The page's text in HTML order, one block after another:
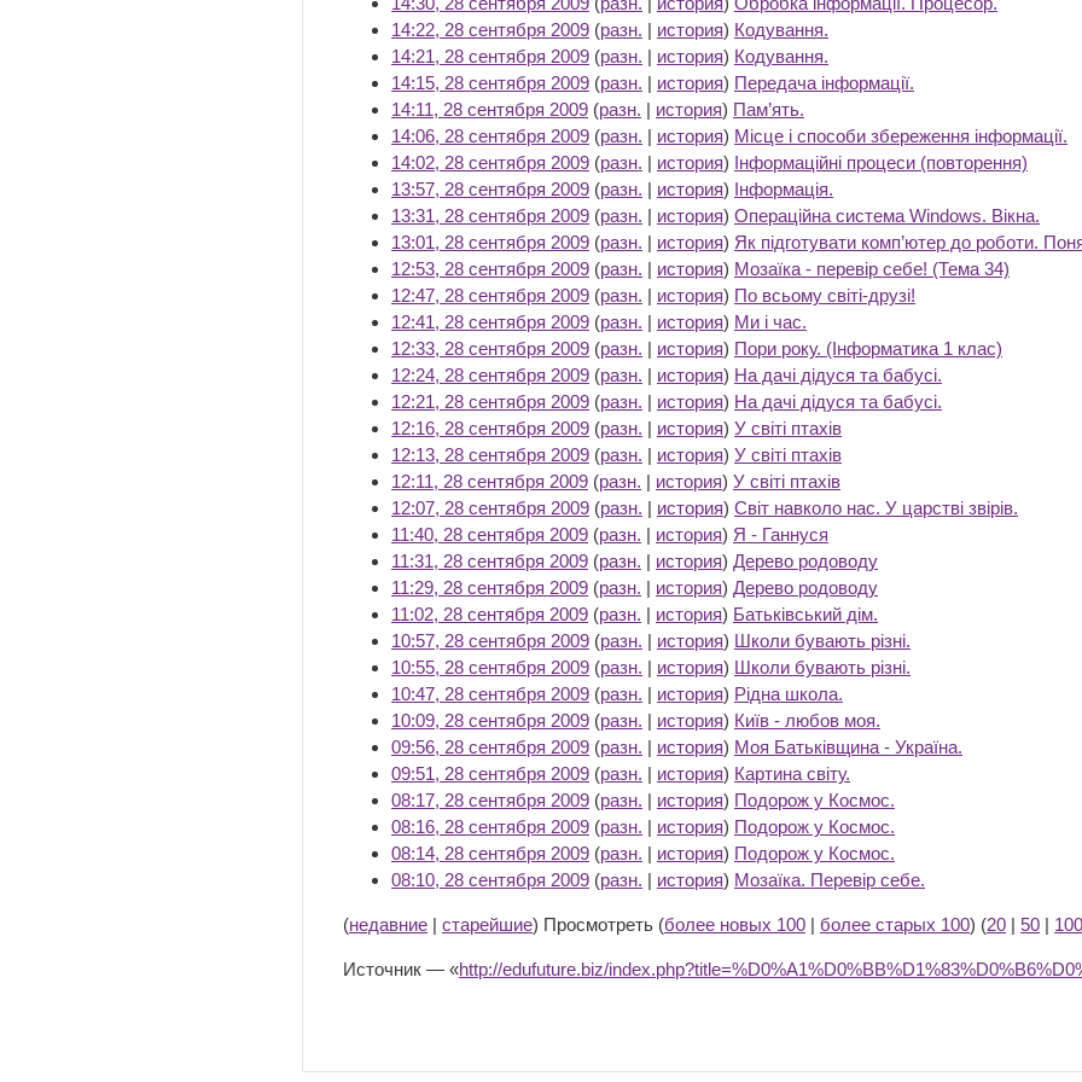
14:22, 28 сентября 2009 (разн. | история) Кодування.
14:21, 28 сентября 2009 (разн. | история) Кодування.
14:15, 28 сентября 2009 (разн. | история) Передача інформації.
14:11, 28 сентября 2009 (разн. | история) Пам’ять.
14:06, 28 сентября 2009 (разн. | история) Місце і способи збереження інформації.
14:02, 28 сентября 2009 (разн. | история) Інформаційні процеси (повторення)
13:57, 28 сентября 2009 (разн. | история) Інформація.
13:31, 28 сентября 2009 (разн. | история) Операційна система Windows. Вікна.
13:01, 28 сентября 2009 (разн. | история) Як підготувати комп’ютер до роботи.
12:53, 28 сентября 2009 (разн. | история) Мозаїка - перевір себе! (Тема 34)
12:47, 28 сентября 2009 (разн. | история) По всьому світі-друзі!
12:41, 28 сентября 2009 (разн. | история) Ми і час.
12:33, 28 сентября 2009 (разн. | история) Пори року. (Інформатика 1 клас)
12:24, 28 сентября 2009 (разн. | история) На дачі дідуся та бабусі.
12:21, 28 сентября 2009 (разн. | история) На дачі дідуся та бабусі.
12:16, 28 сентября 2009 (разн. | история) У світі птахів
12:13, 28 сентября 2009 (разн. | история) У світі птахів
12:11, 28 сентября 2009 (разн. | история) У світі птахів
12:07, 28 сентября 2009 (разн. | история) Світ навколо нас. У царстві звірів.
11:40, 28 сентября 2009 (разн. | история) Я - Ганнуся
11:31, 28 сентября 2009 (разн. | история) Дерево родоводу
11:29, 28 сентября 2009 (разн. | история) Дерево родоводу
11:02, 28 сентября 2009 (разн. | история) Батьківський дім.
10:57, 28 сентября 2009 (разн. | история) Школи бувають різні.
10:55, 28 сентября 2009 (разн. | история) Школи бувають різні.
10:47, 28 сентября 2009 (разн. | история) Рідна школа.
10:09, 28 сентября 2009 (разн. | история) Київ - любов моя.
09:56, 28 сентября 2009 (разн. | история) Моя Батьківщина - Україна.
09:51, 28 сентября 2009 (разн. | история) Картина світу.
08:17, 28 сентября 2009 (разн. | история) Подорож у Космос.
08:16, 28 сентября 2009 (разн. | история) Подорож у Космос.
08:14, 28 сентября 2009 (разн. | история) Подорож у Космос.
08:10, 28 сентября 2009 (разн. | история) Мозаїка. Перевір себе.
(недавние | старейшие) Просмотреть (более новых 100 | более старых 100) (20 | 50 | 100
Источник — «http://edufuture.biz/